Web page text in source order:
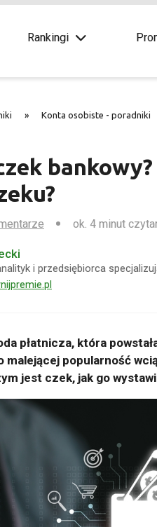
Rankingi
» Konta osobiste - poradniki
ok. 4 minut
i przedsiębiorca
płatnicza, która
popularność
jest czek, jak go